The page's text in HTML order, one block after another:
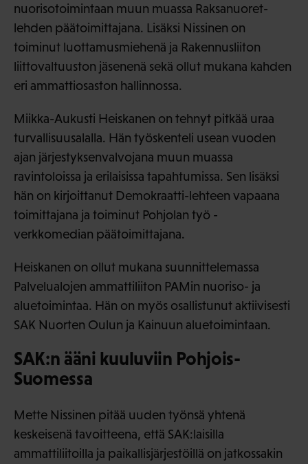
nuorisotoimintaan muun muassa Raksanuoret-
lehden päätoimittajana. Lisäksi Nissinen on
toiminut luottamusmiehenä ja Rakennusliiton
liittovaltuuston jäsenenä sekä ollut mukana kahden
eri ammattiosaston hallinnossa.
Miikka-Aukusti Heiskanen on tehnyt pitkää uraa
turvallisuusalalla. Hän työskenteli usean vuoden
ajan järjestyksenvalvojana muun muassa
ravintoloissa ja erilaisissa tapahtumissa. Sen lisäksi
hän on kirjoittanut Demokraatti-lehteen vapaana
toimittajana ja toiminut Pohjolan työ -
verkkomedian päätoimittajana.
Heiskanen on ollut mukana suunnittelemassa
Palvelualojen ammattiliiton PAMin nuoriso- ja
aluetoimintaa. Hän on myös osallistunut aktiivisesti
SAK Nuorten Oulun ja Kainuun aluetoimintaan.
SAK:n ääni kuuluviin Pohjois-
Suomessa
Mette Nissinen pitää uuden työnsä yhtenä
keskeisenä tavoitteena, että SAK:laisilla
ammattiliitoilla ja paikallisjärjestöillä on jatkossakin